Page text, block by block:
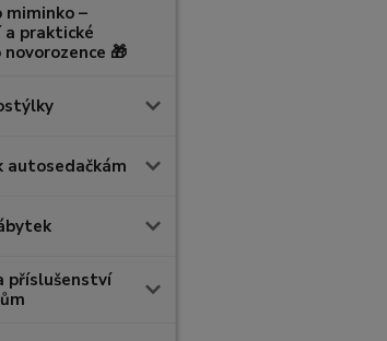
miminko –
praktické
🎁
autosedačkám
příslušenství